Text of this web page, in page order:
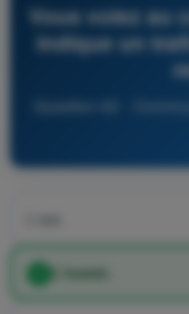
Vous volez au
indique un
L'ouest.